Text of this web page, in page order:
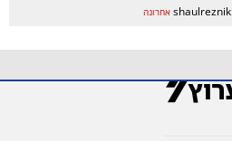
shaulreznik אחרונה